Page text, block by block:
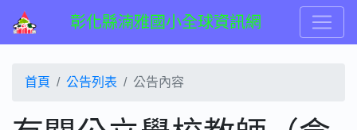
彰化縣湳雅國小全球資訊網
首頁 公告列表 公告內容